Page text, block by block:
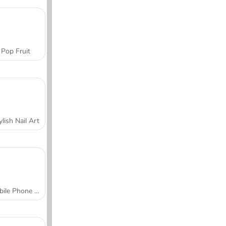
Pop Fruit
Nail Art
Mobile Phone Case Design & DIY